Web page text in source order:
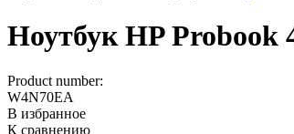
Ноутбук HP Probook
Product number:
W4N70EA
В избранное
К сравнению